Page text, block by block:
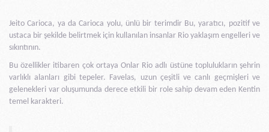
Jeito Carioca, ya da Carioca yolu, ünlü bir terimdir Bu, yaratıcı, pozitif ve
ustaca bir şekilde belirtmek için kullanılan insanlar Rio yaklaşım engelleri ve
sıkıntının.
Bu özellikler itibaren çok ortaya Onlar Rio adlı üstüne toplulukların şehrin
varlıklı alanları gibi tepeler. Favelas, uzun çeşitli ve canlı geçmişleri ve
gelenekleri var oluşumunda derece etkili bir role sahip devam eden Kentin
temel karakteri.